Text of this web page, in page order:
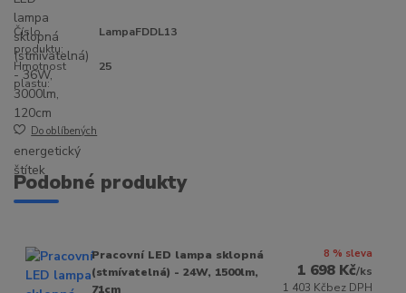
Číslo
produktu:
LampaFDDL13
Hmotnost
plastu:
25
Do oblíbených
Podobné produkty
Pracovní LED lampa sklopná
(stmívatelná) - 24W, 1500lm,
71cm
8 % sleva
1 698 Kč/ks
1 403 Kčbez DPH